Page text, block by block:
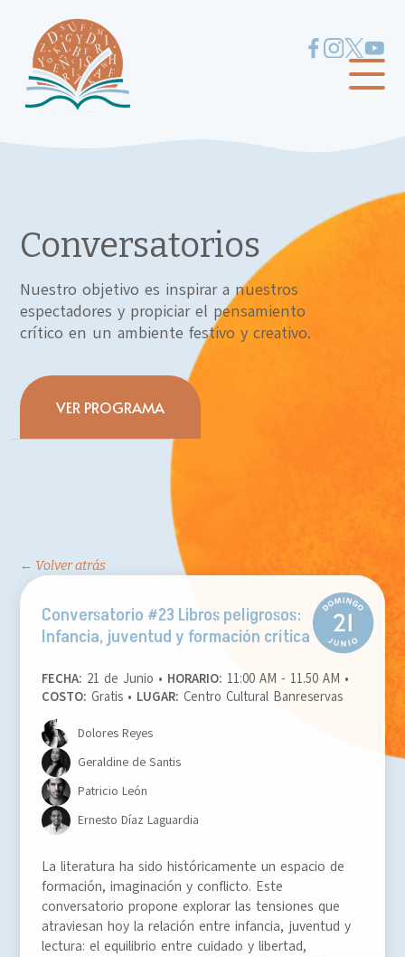
Conversatorios
Nuestro objetivo es inspirar a nuestros
espectadores y propiciar el pensamiento
crítico en un ambiente festivo y creativo.
VER PROGRAMA
← Volver atrás
Conversatorio #23 Libros peligrosos:
Infancia, juventud y formación crítica
FECHA: 21 de Junio • HORARIO: 11:00 AM - 11.50 AM •
COSTO: Gratis • LUGAR: Centro Cultural Banreservas
Dolores Reyes
Geraldine de Santis
Patricio León
Ernesto Díaz Laguardia
La literatura ha sido históricamente un espacio de
formación, imaginación y conflicto. Este
conversatorio propone explorar las tensiones que
atraviesan hoy la relación entre infancia, juventud y
lectura: el equilibrio entre cuidado y libertad,